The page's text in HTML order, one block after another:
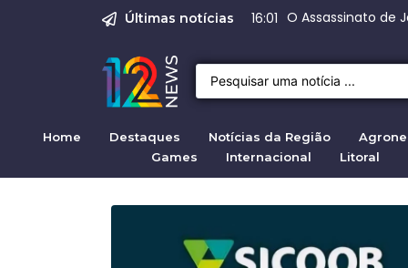
Últimas notícias 09:04 Range Rover
Justiça pela
Justiça para
Justiça pela
Quirno destaca
Home Destaques Notícias da Região
Games
Internacional Litoral